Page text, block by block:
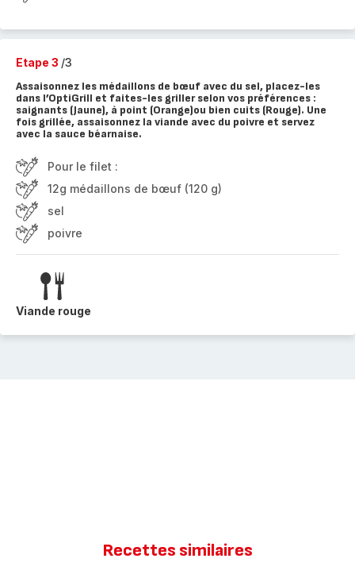
Etape 3 /3
Assaisonnez les médaillons de bœuf avec du sel, placez-les
dans l’OptiGrill et faites-les griller selon vos préférences :
saignants (Jaune), à point (Orange)ou bien cuits (Rouge). Une
fois grillée, assaisonnez la viande avec du poivre et servez
avec la sauce béarnaise.
Pour le filet :
12g médaillons de bœuf (120 g)
sel
poivre
Viande rouge
Recettes similaires